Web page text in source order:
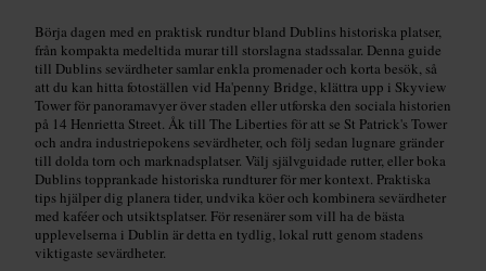
Börja dagen med en praktisk rundtur bland Dublins historiska platser,
från kompakta medeltida murar till storslagna stadssalar. Denna guide
till Dublins sevärdheter samlar enkla promenader och korta besök, så
att du kan hitta fotoställen vid Ha'penny Bridge, klättra upp i Skyview
Tower för panoramavyer över staden eller utforska den sociala historien
på 14 Henrietta Street. Åk till The Liberties för att se St Patrick's Tower
och andra industriepokens sevärdheter, och följ sedan lugnare gränder
till dolda torn och marknadsplatser. Välj självguidade rutter, eller boka
Dublins topprankade historiska rundturer för mer kontext. Praktiska
tips hjälper dig planera tider, undvika köer och kombinera sevärdheter
med kaféer och utsiktsplatser. För resenärer som vill ha de bästa
upplevelserna i Dublin är detta en tydlig, lokal rutt genom stadens
viktigaste sevärdheter.